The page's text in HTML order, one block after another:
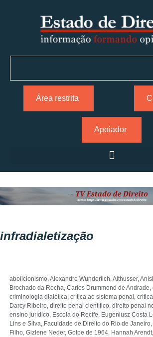
Área restrita
Apoiador
infradialetização
abolicionismo,Alexandre Wunderlich,Althusser,
Brochado da Rocha, Carlos Drummond de Andrade,
criminologia dialética, crítica ao sistema penal ,
Darcy Ribeiro, direito penal científico, direito penal
ensino jurídico, Escola do Recife, Eugeniusz Costa
Lins e Silva, Faculdade de Direito do Rio de Janeiro,
Filho, Gizlene Neder, Golpe de 1964, Hannah Arendt,